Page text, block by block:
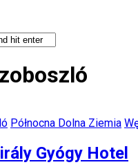
Północna Dolna Ziemia
Gyógy Hotel